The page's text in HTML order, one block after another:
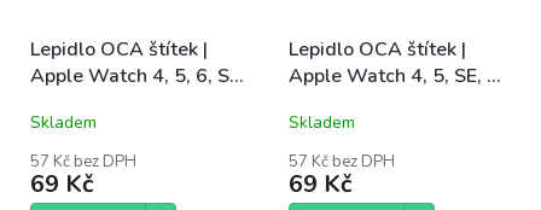
Lepidlo OCA štítek |
Apple Watch 4, 5, 6, SE
Skladem
57 Kč bez DPH
69 Kč
Lepidlo OCA štítek |
Apple Watch 4, 5, SE, 6
Skladem
57 Kč bez DPH
69 Kč